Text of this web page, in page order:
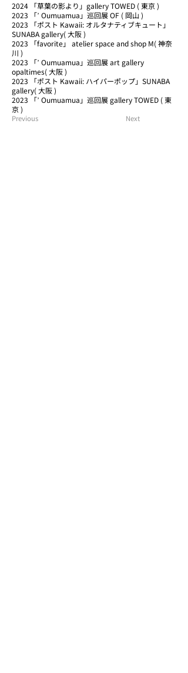
2024 「草葉の影より」gallery TOWED ( 東京 )
2023 「ʼ Oumuamua」巡回展 OF ( 岡山 )
2023 「ポスト Kawaii: オルタナティブキュート」
SUNABA gallery( 大阪 )
2023 「favorite」 atelier space and shop M( 神奈
川 )
2023 「ʼ Oumuamua」巡回展 art gallery
opaltimes( 大阪 )
2023 「ポスト Kawaii: ハイパーポップ」SUNABA
gallery( 大阪 )
2023 「ʼ Oumuamua」巡回展 gallery TOWED ( 東
京 )
Previous Next